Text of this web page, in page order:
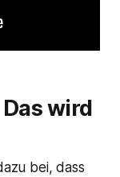
wird
bei, dass